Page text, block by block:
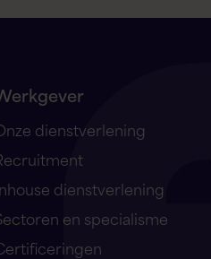
dienstverlening
dienstverlening
en specialisme